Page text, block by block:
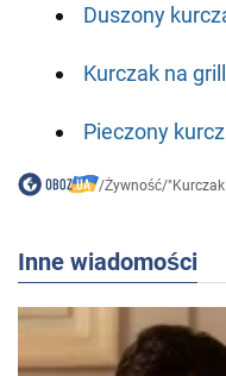
Duszony
Kurczak na
Pieczony
/Żywność/
Inne wiadomości